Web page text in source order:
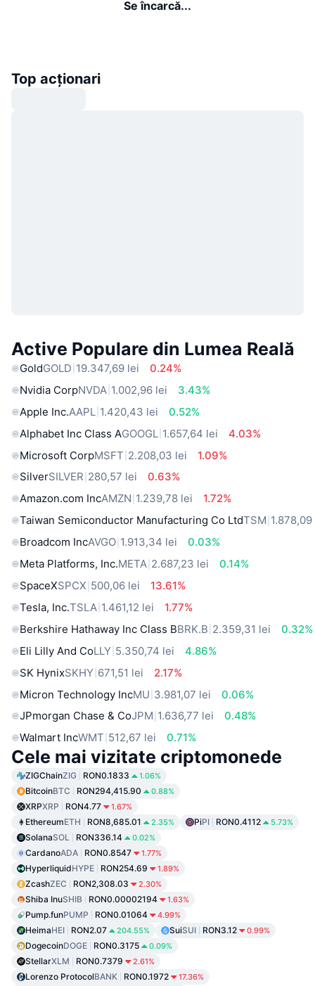
Se încarcă...
Top acționari
Active Populare din Lumea Reală
GoldGOLD 19.347,69 lei
0.24%
Nvidia CorpNVDA 1.002,96 lei
3.43%
Apple Inc.AAPL 1.420,43 lei
0.52%
Alphabet Inc Class AGOOGL 1.657,64 lei
4.03%
Microsoft CorpMSFT 2.208,03 lei
1.09%
SilverSILVER 280,57 lei
0.63%
Amazon.com IncAMZN 1.239,78 lei
1.72%
Taiwan Semiconductor Manufacturing Co LtdTSM
Broadcom IncAVGO 1.913,34 lei
0.03%
Meta Platforms, Inc.META 2.687,23 lei
0.14%
SpaceXSPCX 500,06 lei
13.61%
Tesla, Inc.TSLA 1.461,12 lei
1.77%
Berkshire Hathaway Inc Class BBRK.B 2.359,31 lei
0.32%
Eli Lilly And CoLLY 5.350,74 lei
4.86%
SK HynixSKHY 671,51 lei
2.17%
Micron Technology IncMU 3.981,07 lei
0.06%
JPmorgan Chase & CoJPM 1.636,77 lei
0.48%
Walmart IncWMT 512,67 lei 0.71%
Cele mai vizitate criptomonede
ZIGChainZIG RON0.1833 1.06%
BitcoinBTC RON294,415.90 0.88%
XRPXRP RON4.77 1.67%
EthereumETH RON8,685.01 2.35% PiPI RON0.4112 5.73%
SolanaSOL RON336.14 0.02%
CardanoADA RON0.8547 1.77%
HyperliquidHYPE RON254.69 1.89%
ZcashZEC RON2,308.03 2.30%
Shiba InuSHIB RON0.00002194 1.63%
Pump.funPUMP RON0.01064 4.99%
HeimaHEI RON2.07 204.55% SuiSUI RON3.12 0.99%
DogecoinDOGE RON0.3175 0.09%
StellarXLM RON0.7379 2.61%
Lorenzo ProtocolBANK RON0.1972 17.36%